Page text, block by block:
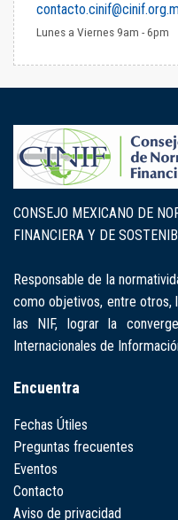
Lunes a Viernes 9am - 6pm
CONSEJO MEXICANO DE
FINANCIERA Y DE
Responsable de la
como objetivos, entre otros,
las NIF, lograr la
Internacionales de
Encuentra
Fechas Útiles
Preguntas frecuentes
Eventos
Contacto
Aviso de privacidad